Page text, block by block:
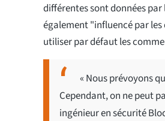
différentes sont données par
également "influencé par
utiliser par défaut les
« Nous prévoyons
Cependant, on ne peut
ingénieur en sécurité